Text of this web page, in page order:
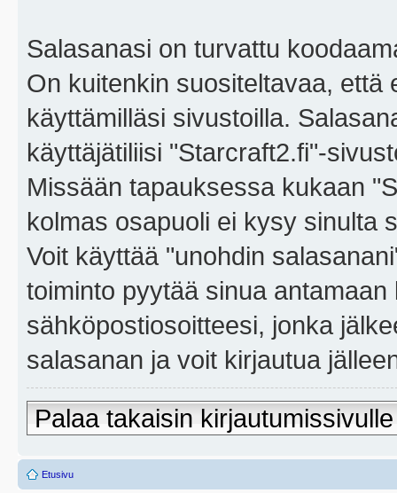
Salasanasi on turvattu
On kuitenkin suositeltavaa,
käyttämilläsi sivustoilla.
käyttäjätiliisi "Starcraft2.fi"-
Missään tapauksessa kukaan
kolmas osapuoli ei kysy sinulta
Voit käyttää "unohdin
toiminto pyytää sinua
sähköpostiosoitteesi, jonka
salasanan ja voit kirjautua
Palaa takaisin kirjautumissivulle
Etusivu